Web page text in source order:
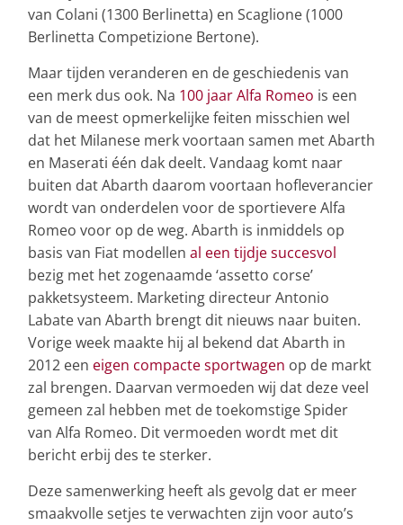
van Colani (1300 Berlinetta) en Scaglione (1000
Berlinetta Competizione Bertone).
Maar tijden veranderen en de geschiedenis van
een merk dus ook. Na 100 jaar Alfa Romeo is een
van de meest opmerkelijke feiten misschien wel
dat het Milanese merk voortaan samen met Abarth
en Maserati één dak deelt. Vandaag komt naar
buiten dat Abarth daarom voortaan hofleverancier
wordt van onderdelen voor de sportievere Alfa
Romeo voor op de weg. Abarth is inmiddels op
basis van Fiat modellen al een tijdje succesvol
bezig met het zogenaamde ‘assetto corse’
pakketsysteem. Marketing directeur Antonio
Labate van Abarth brengt dit nieuws naar buiten.
Vorige week maakte hij al bekend dat Abarth in
2012 een eigen compacte sportwagen op de markt
zal brengen. Daarvan vermoeden wij dat deze veel
gemeen zal hebben met de toekomstige Spider
van Alfa Romeo. Dit vermoeden wordt met dit
bericht erbij des te sterker.
Deze samenwerking heeft als gevolg dat er meer
smaakvolle setjes te verwachten zijn voor auto’s